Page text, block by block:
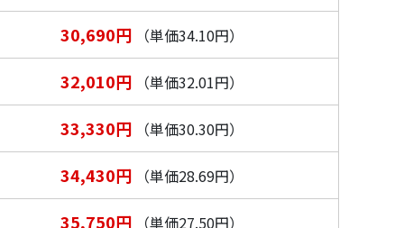
30,690円 （単価34.10円）
32,010円 （単価32.01円）
33,330円 （単価30.30円）
34,430円 （単価28.69円）
35,750円 （単価27.50円）